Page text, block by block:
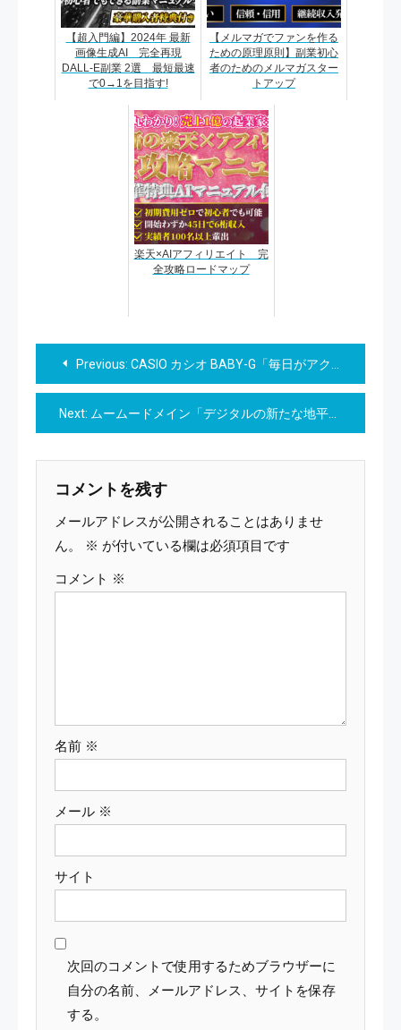
【超入門編】2024年 最新
画像生成AI 完全再現
DALL-E副業 2選 最短最速
で0→1を目指す!
【メルマガでファンを作る
ための原理原則】副業初心
者のためのメルマガスター
トアップ
楽天×AIアフィリエイト 完
全攻略ロードマップ
投
稿
ナ
ビ
ゲ
ー
シ
Previous: CASIO カシオ BABY-G「毎日がアクティブ！あなたの頼れるパートナー」
Next: ムームードメイン「デジタルの新たな地平を開く：「.online」ドメインプレゼントで未来へ一歩」
コメントを残す
メールアドレスが公開されることはありませ
ん。
※ が付いている欄は必須項目です
コメント ※
名前 ※
メール ※
サイト
次回のコメントで使用するためブラウザーに
自分の名前、メールアドレス、サイトを保存
する。